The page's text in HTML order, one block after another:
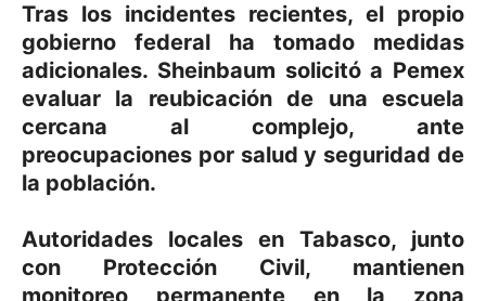
Tras los incidentes recientes, el propio
gobierno federal ha tomado medidas
adicionales. Sheinbaum solicitó a Pemex
evaluar la reubicación de una escuela
cercana al complejo, ante
preocupaciones por salud y seguridad de
la población.
Autoridades locales en Tabasco, junto
con Protección Civil, mantienen